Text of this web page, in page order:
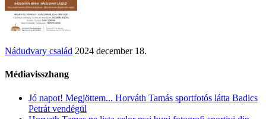
Nádudvary család 2024 december 18.
Médiavisszhang
Jó napot! Megjöttem... Horváth Tamás sportfotós látta Badics
Petrát vendégül